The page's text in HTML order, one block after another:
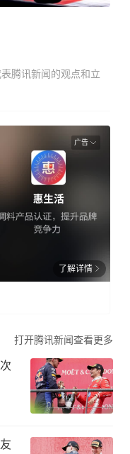
腾讯新闻的观点和立
广告
了解详情
打开腾讯新闻查看更多